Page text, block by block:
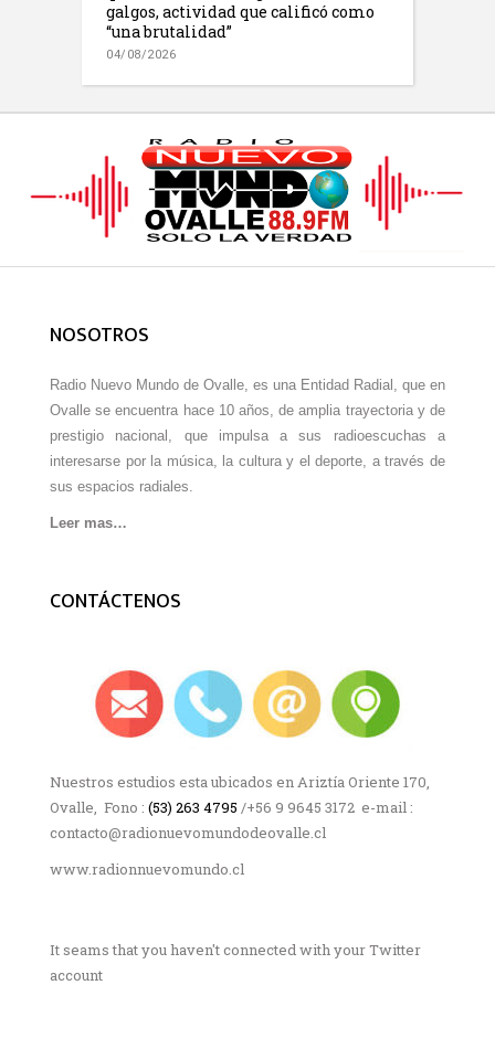
galgos, actividad que calificó como
“una brutalidad”
04/08/2026
NOSOTROS
Radio Nuevo Mundo de Ovalle, es una Entidad Radial, que en
Ovalle se encuentra hace 10 años, de amplia trayectoria y de
prestigio nacional, que impulsa a sus radioescuchas a
interesarse por la música, la cultura y el deporte, a través de
sus espacios radiales.
Leer mas…
CONTÁCTENOS
Nuestros estudios esta ubicados en Ariztía Oriente 170,
Ovalle, Fono : (53) 263 4795 /+56 9 9645 3172 e-mail :
contacto@radionuevomundodeovalle.cl
www.radionnuevomundo.cl
It seams that you haven't connected with your Twitter
account